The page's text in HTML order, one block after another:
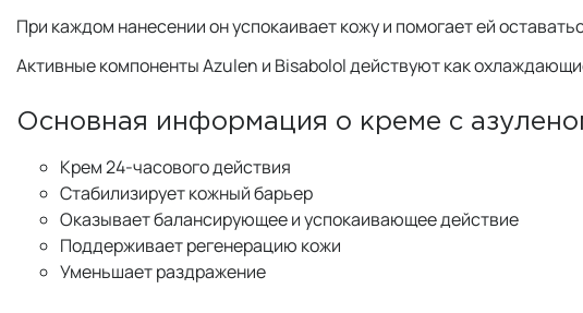
При каждом нанесении он успокаивает кожу и помогает ей
Активные компоненты Azulen и Bisabolol действуют как
Основная информация о креме с
Крем 24-часового действия
Стабилизирует кожный барьер
Оказывает балансирующее и успокаивающее действие
Поддерживает регенерацию кожи
Уменьшает раздражение